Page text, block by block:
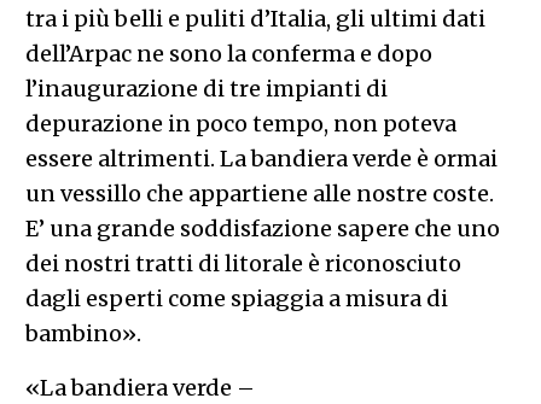
tra i più belli e puliti d’Italia, gli ultimi dati
dell’Arpac ne sono la conferma e dopo
l’inaugurazione di tre impianti di
depurazione in poco tempo, non poteva
essere altrimenti. La bandiera verde è ormai
un vessillo che appartiene alle nostre coste.
E’ una grande soddisfazione sapere che uno
dei nostri tratti di litorale è riconosciuto
dagli esperti come spiaggia a misura di
bambino».
«La bandiera verde –